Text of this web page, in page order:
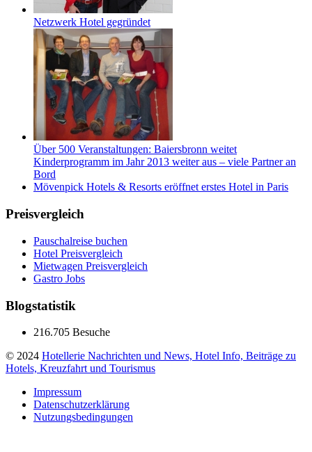
Netzwerk Hotel gegründet
Über 500 Veranstaltungen: Baiersbronn weitet
Kinderprogramm im Jahr 2013 weiter aus – viele Partner an
Bord
Mövenpick Hotels & Resorts eröffnet erstes Hotel in Paris
Preisvergleich
Pauschalreise buchen
Hotel Preisvergleich
Mietwagen Preisvergleich
Gastro Jobs
Blogstatistik
216.705 Besuche
© 2024 Hotellerie Nachrichten und News, Hotel Info, Beiträge zu
Hotels, Kreuzfahrt und Tourismus
Impressum
Datenschutzerklärung
Nutzungsbedingungen